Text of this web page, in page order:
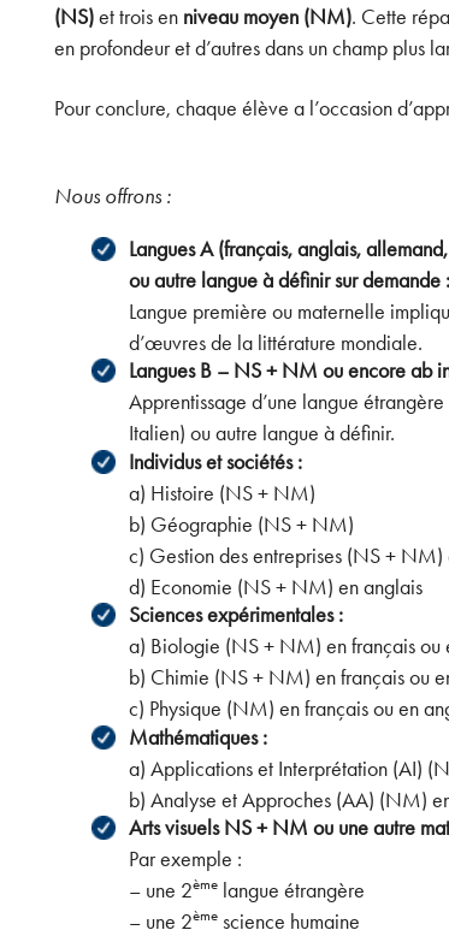
(NS)et trois en niveau moyen (NM). Cette
en profondeur et d’autres dans un champ plus
Pour conclure, chaque élève a l’occasion
Nous offrons :
Langues A (français, anglais,
ou autre langue à définir sur demande :
Langue première ou maternelle
d’œuvres de la littérature mondiale.
Langues B – NS + NM ou encore ab
Apprentissage d’une langue
Italien) ou autre langue à définir.
Individus et sociétés :
a) Histoire (NS + NM)
b) Géographie (NS + NM)
c) Gestion des entreprises (NS + NM)
d) Economie (NS + NM) en anglais
Sciences expérimentales :
a) Biologie (NS + NM) en français ou
b) Chimie (NS + NM) en français ou
c) Physique (NM) en français ou en
Mathématiques :
a) Applications et Interprétation (AI)
b) Analyse et Approches (AA) (NM)
Arts visuels NS + NM ou une autre
Par exemple :
– une 2èmelangue étrangère
– une 2èmescience humaine